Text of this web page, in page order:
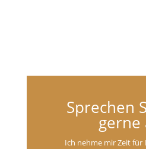
Sprechen
gerne
Ich nehme mir Zeit für